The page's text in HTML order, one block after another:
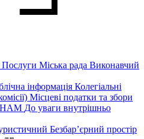
Послуги Міська рада Виконавчий
інформація Колегіальні
Місцеві податки та збори
До уваги внутрішньо
Безбар’єрний простір